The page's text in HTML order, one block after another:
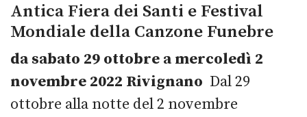
Antica Fiera dei Santi e Festival
Mondiale della Canzone Funebre
da sabato 29 ottobre a mercoledì 2
novembre 2022 Rivignano Dal 29
ottobre alla notte del 2 novembre